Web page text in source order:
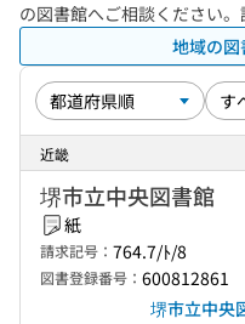
の図書館へご相談ください。
地域の図
近畿
堺市立中央図書館
紙
請求記号： 764.7/ﾄ/8
図書登録番号： 600812861
堺市立中央